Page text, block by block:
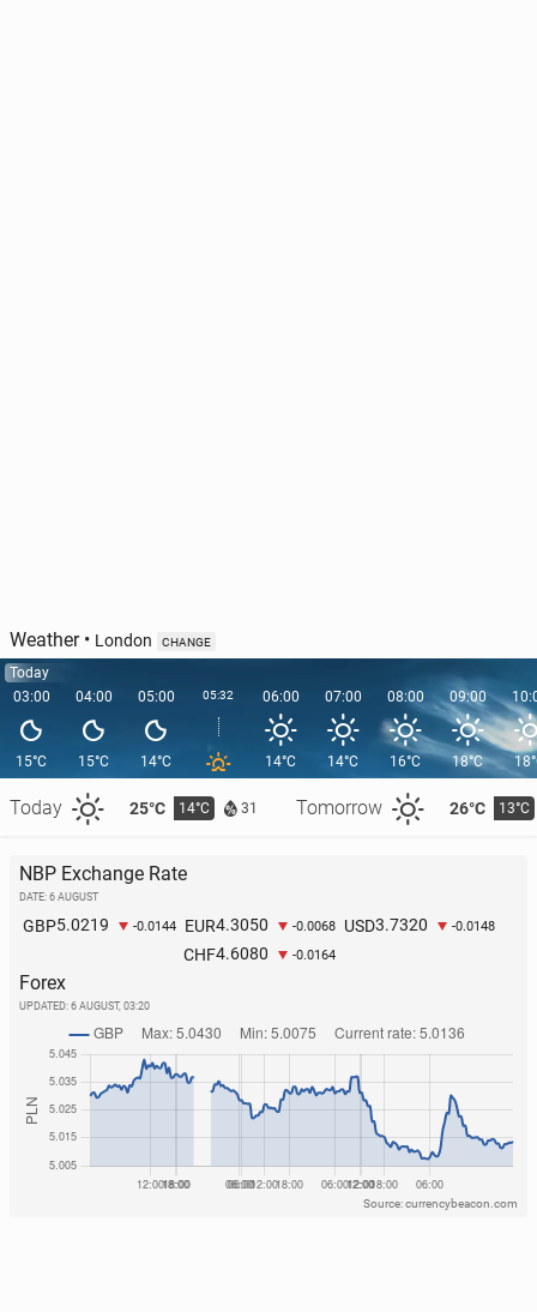
Weather• London CHANGE
Today
03:00
15°C
Today 25°C 14°C 31 Tomorrow 26°C 13°C
04:00
15°C
05:00
14°C
05:32 06:00
14°C
07:00
14°C
08:00
16°C
09:00
18°C
NBP Exchange Rate
DATE: 6 AUGUST
GBP5.0219 -0.0144 EUR4.3050 -0.0068 USD3.7320 -0.0148
CHF4.6080 -0.0164
Forex
UPDATED: 6 AUGUST, 03:20
Source: currencybeacon.com